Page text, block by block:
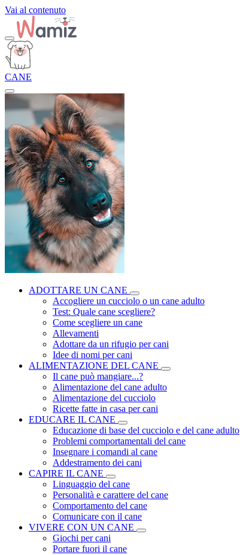
Vai al contenuto
CANE
ADOTTARE UN CANE
Accogliere un cucciolo o un cane adulto
Test: Quale cane scegliere?
Come scegliere un cane
Allevamenti
Adottare da un rifugio per cani
Idee di nomi per cani
ALIMENTAZIONE DEL CANE
Il cane può mangiare...?
Alimentazione del cane adulto
Alimentazione del cucciolo
Ricette fatte in casa per cani
EDUCARE IL CANE
Educazione di base del cucciolo e del cane adulto
Problemi comportamentali del cane
Insegnare i comandi al cane
Addestramento dei cani
CAPIRE IL CANE
Linguaggio del cane
Personalità e carattere del cane
Comportamento del cane
Comunicare con il cane
VIVERE CON UN CANE
Giochi per cani
Portare fuori il cane